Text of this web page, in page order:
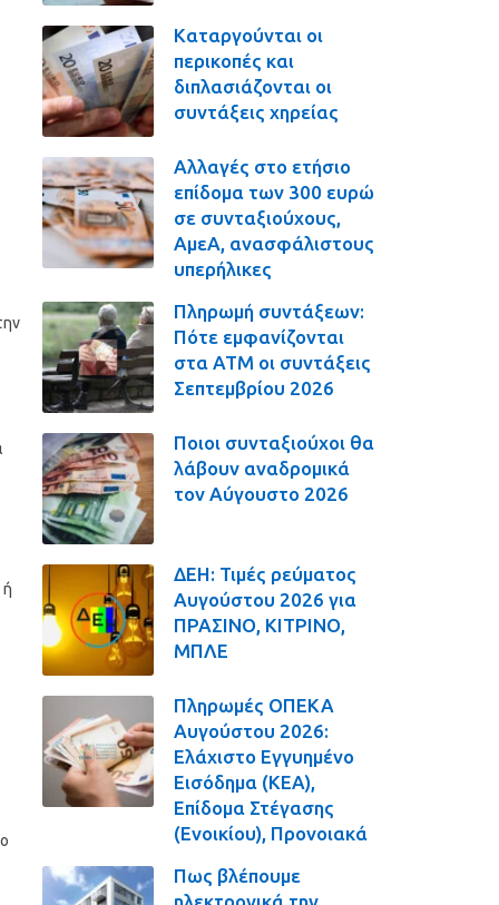
ή
Καταργούνται οι
περικοπές και
διπλασιάζονται οι
συντάξεις χηρείας
Αλλαγές στο ετήσιο
επίδομα των 300 ευρώ
σε συνταξιούχους,
ΑμεΑ, ανασφάλιστους
υπερήλικες
Πληρωμή συντάξεων:
Πότε εμφανίζονται
στα ΑΤΜ οι συντάξεις
Σεπτεμβρίου 2026
Ποιοι συνταξιούχοι θα
λάβουν αναδρομικά
τον Αύγουστο 2026
ΔΕΗ: Τιμές ρεύματος
Αυγούστου 2026 για
ΠΡΑΣΙΝΟ, ΚΙΤΡΙΝΟ,
ΜΠΛΕ
Πληρωμές ΟΠΕΚΑ
Αυγούστου 2026:
Ελάχιστο Εγγυημένο
Εισόδημα (ΚΕΑ),
Επίδομα Στέγασης
(Ενοικίου), Προνοιακά
Πως βλέπουμε